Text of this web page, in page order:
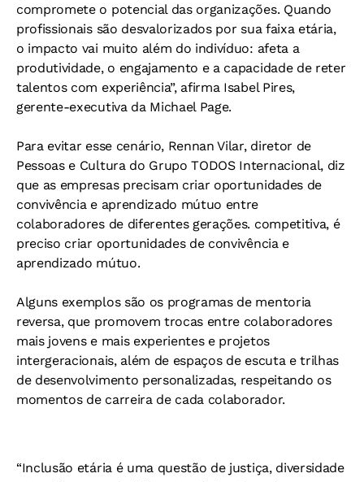
compromete o potencial das organizações. Quando
profissionais são desvalorizados por sua faixa etária,
o impacto vai muito além do indivíduo: afeta a
produtividade, o engajamento e a capacidade de reter
talentos com experiência”, afirma Isabel Pires,
gerente-executiva da Michael Page.
Para evitar esse cenário, Rennan Vilar, diretor de
Pessoas e Cultura do Grupo TODOS Internacional, diz
que as empresas precisam criar oportunidades de
convivência e aprendizado mútuo entre
colaboradores de diferentes gerações. competitiva, é
preciso criar oportunidades de convivência e
aprendizado mútuo.
Alguns exemplos são os programas de mentoria
reversa, que promovem trocas entre colaboradores
mais jovens e mais experientes e projetos
intergeracionais, além de espaços de escuta e trilhas
de desenvolvimento personalizadas, respeitando os
momentos de carreira de cada colaborador.
“Inclusão etária é uma questão de justiça, diversidade